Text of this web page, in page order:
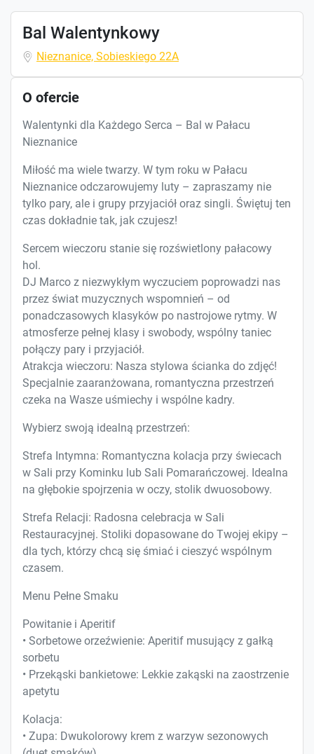
Bal Walentynkowy
Nieznanice, Sobieskiego 22A
O ofercie
Walentynki dla Każdego Serca – Bal w Pałacu
Nieznanice
Miłość ma wiele twarzy. W tym roku w Pałacu
Nieznanice odczarowujemy luty – zapraszamy nie
tylko pary, ale i grupy przyjaciół oraz singli. Świętuj ten
czas dokładnie tak, jak czujesz!
Sercem wieczoru stanie się rozświetlony pałacowy
hol.
DJ Marco z niezwykłym wyczuciem poprowadzi nas
przez świat muzycznych wspomnień – od
ponadczasowych klasyków po nastrojowe rytmy. W
atmosferze pełnej klasy i swobody, wspólny taniec
połączy pary i przyjaciół.
Atrakcja wieczoru: Nasza stylowa ścianka do zdjęć!
Specjalnie zaaranżowana, romantyczna przestrzeń
czeka na Wasze uśmiechy i wspólne kadry.
Wybierz swoją idealną przestrzeń:
Strefa Intymna: Romantyczna kolacja przy świecach
w Sali przy Kominku lub Sali Pomarańczowej. Idealna
na głębokie spojrzenia w oczy, stolik dwuosobowy.
Strefa Relacji: Radosna celebracja w Sali
Restauracyjnej. Stoliki dopasowane do Twojej ekipy –
dla tych, którzy chcą się śmiać i cieszyć wspólnym
czasem.
Menu Pełne Smaku
Powitanie i Aperitif
• Sorbetowe orzeźwienie: Aperitif musujący z gałką
sorbetu
• Przekąski bankietowe: Lekkie zakąski na zaostrzenie
apetytu
Kolacja:
• Zupa: Dwukolorowy krem z warzyw sezonowych